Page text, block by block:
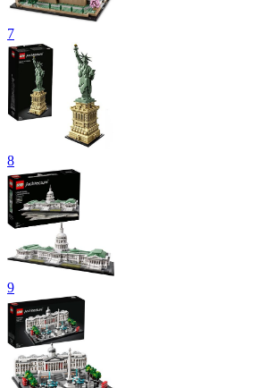
7
8
9